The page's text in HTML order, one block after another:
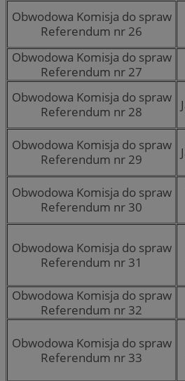
Obwodowa Komisja do spraw
Referendum nr 26
Obwodowa Komisja do spraw
Referendum nr 27
Obwodowa Komisja do spraw
Referendum nr 28
Obwodowa Komisja do spraw
Referendum nr 29
Obwodowa Komisja do spraw
Referendum nr 30
Obwodowa Komisja do spraw
Referendum nr 31
Obwodowa Komisja do spraw
Referendum nr 32
Obwodowa Komisja do spraw
Referendum nr 33